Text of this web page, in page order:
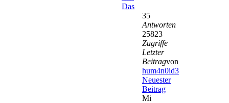
Das
35
Antworten
25823
Zugriffe
Letzter
Beitragvon
hum4n0id3
Neuester
Beitrag
Mi